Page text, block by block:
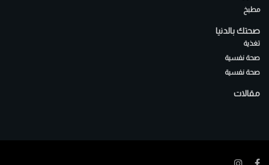
مطبخ
صحتك بالدنيا
تغذية
صحة نفسية
صحة نفسية
مقالات